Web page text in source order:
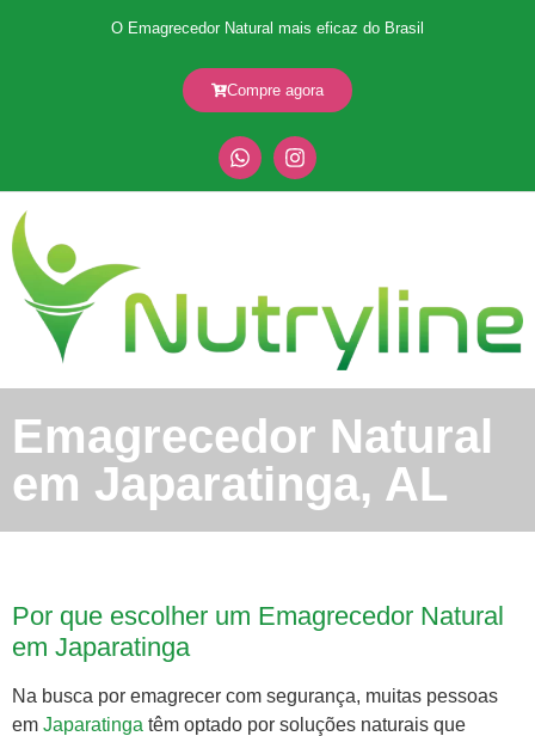
O Emagrecedor Natural mais eficaz do Brasil
Compre agora
Emagrecedor Natural
em Japaratinga, AL
Por que escolher um Emagrecedor Natural
em Japaratinga
Na busca por emagrecer com segurança, muitas pessoas
em Japaratinga têm optado por soluções naturais que